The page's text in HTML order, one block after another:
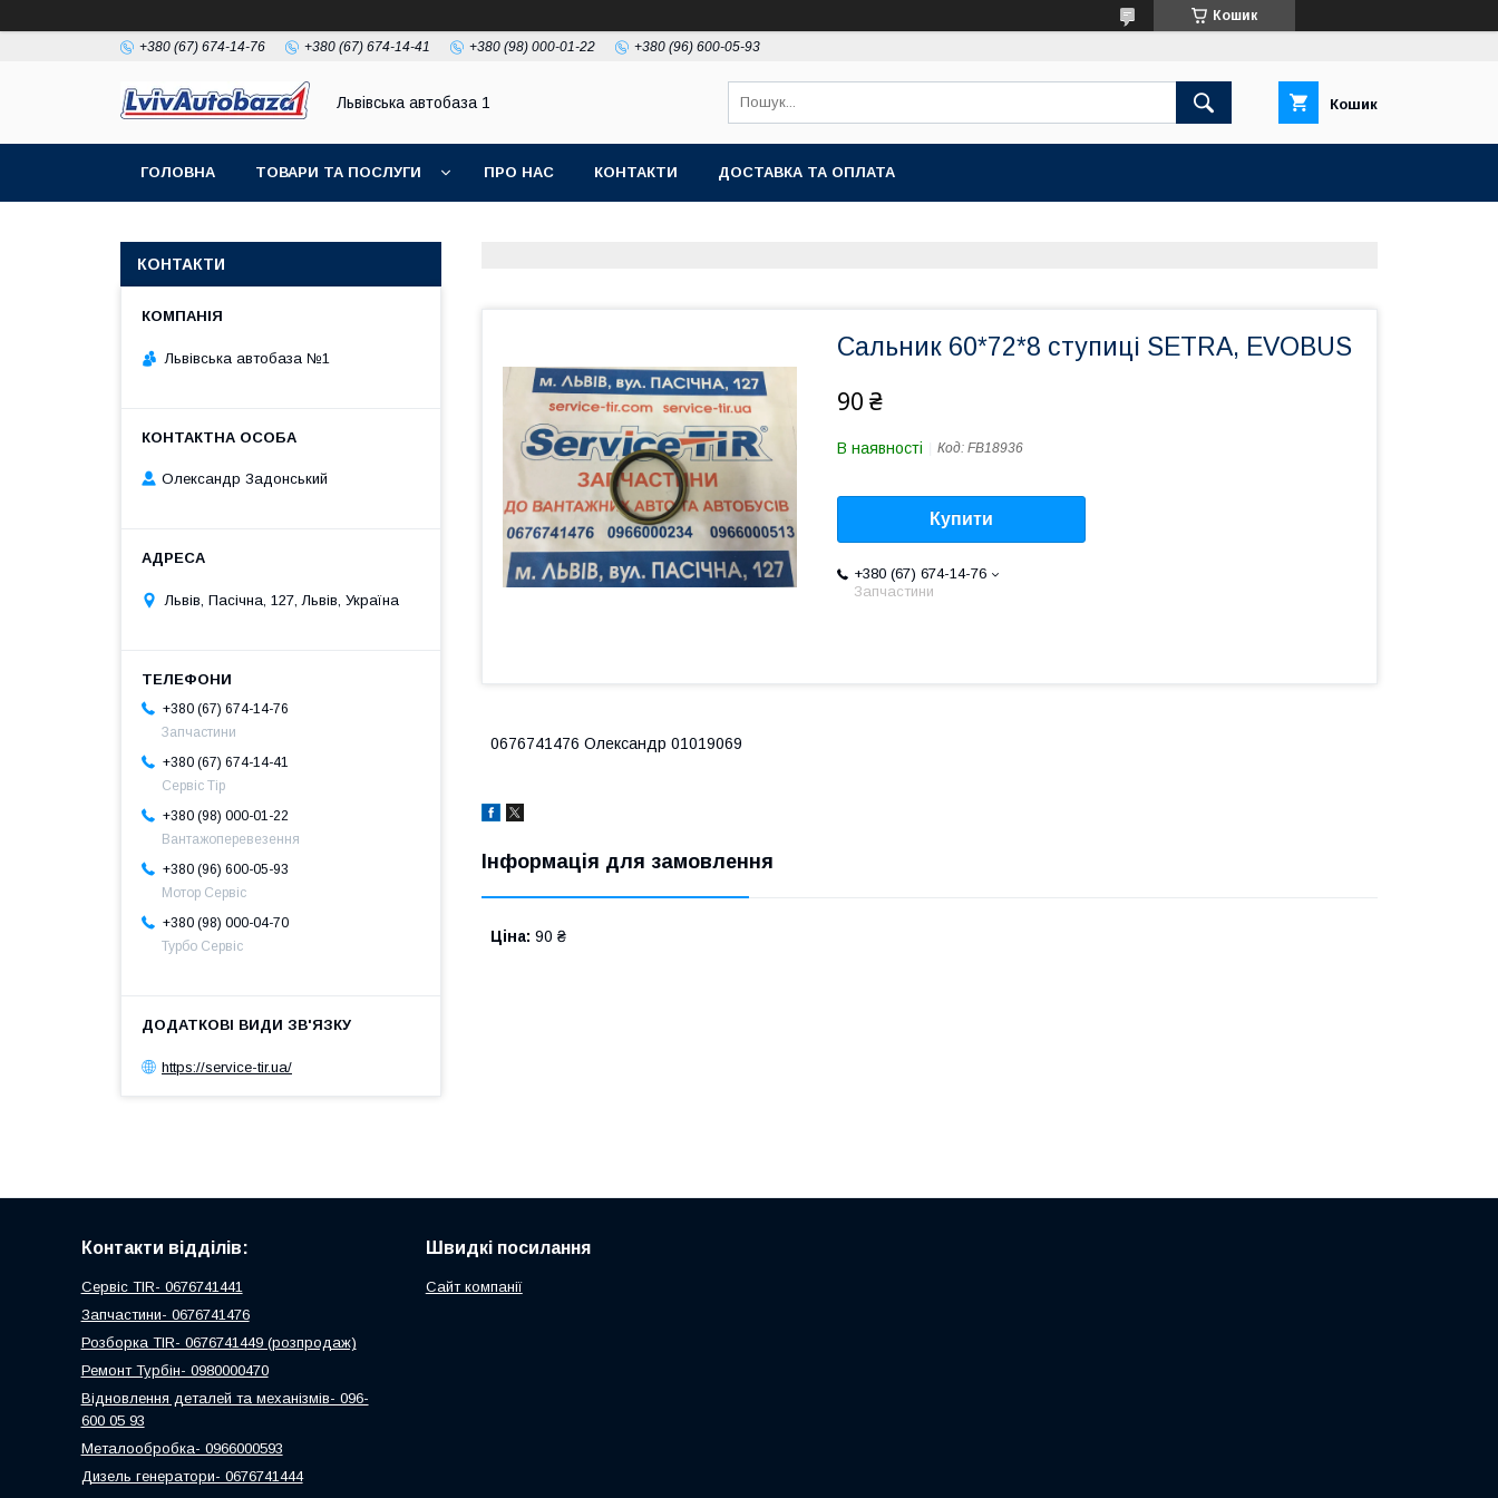
Кошик
+380 (67) 674-14-76 +380 (67) 674-14-41 +380 (98) 000-01-22 +380 (96) 600-05-93
Львівська автобаза 1 Кошик
ГОЛОВНА ТОВАРИ ТА ПОСЛУГИ ПРО НАС КОНТАКТИ ДОСТАВКА ТА ОПЛАТА
Сальник 60*72*8 ступиці SETRA, EVOBUS
90 ₴
В наявності Код: FB18936
Купити
+380 (67) 674-14-76
Запчастини
0676741476 Олександр 01019069
Інформація для замовлення
Ціна: 90 ₴
КОНТАКТИ
Львівська автобаза №1
Олександр Задонський
Львів, Пасічна, 127, Львів, Україна
+380 (67) 674-14-76
Запчастини
+380 (67) 674-14-41
Сервіс Тір
+380 (98) 000-01-22
Вантажоперевезення
+380 (96) 600-05-93
Мотор Сервіс
+380 (98) 000-04-70
Турбо Сервіс
https://service-tir.ua/
Контакти відділів:
Сервіс TIR- 0676741441
Запчастини- 0676741476
Розборка TIR- 0676741449 (розпродаж)
Ремонт Турбін- 0980000470
Відновлення деталей та механізмів- 096-
600 05 93
Металообробка- 0966000593
Дизель генератори- 0676741444
Швидкі посилання
Сайт компанії